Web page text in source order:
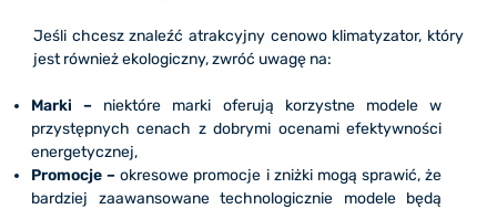
Jeśli chcesz znaleźć atrakcyjny cenowo klimatyzator, który
jest również ekologiczny, zwróć uwagę na:
Marki – niektóre marki oferują korzystne modele w
przystępnych cenach z dobrymi ocenami efektywności
energetycznej,
Promocje –okresowe promocje i zniżki mogą sprawić, że
bardziej zaawansowane technologicznie modele będą